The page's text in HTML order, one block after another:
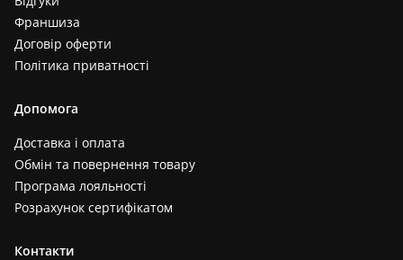
Франшиза
Договір оферти
Політика приватності
Допомога
Доставка і оплата
Обмін та повернення товару
Програма лояльності
Розрахунок сертифікатом
Контакти